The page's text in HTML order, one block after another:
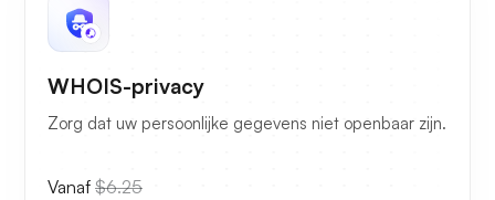
WHOIS-privacy
Zorg dat uw persoonlijke gegevens niet openbaar zijn.
Vanaf $6.25